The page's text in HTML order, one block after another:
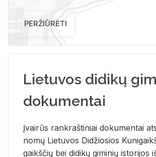
PERŽIŪRĖTI
Lietuvos didikų
dokumentai
Įvai­rūs rank­raš­ti­niai do­ku­men­tai
no­mų Lie­tu­vos Di­džio­sios
gaikš­čių bei di­di­kų gi­mi­nių is­to­ri­jos